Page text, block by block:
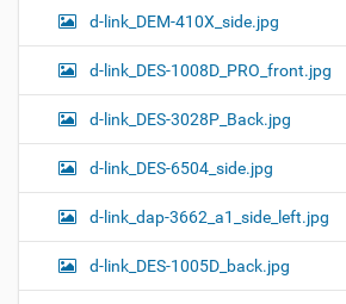
d-link_DEM-410X_side.jpg
d-link_DES-1008D_PRO_front.jpg
d-link_DES-3028P_Back.jpg
d-link_DES-6504_side.jpg
d-link_dap-3662_a1_side_left.jpg
d-link_DES-1005D_back.jpg